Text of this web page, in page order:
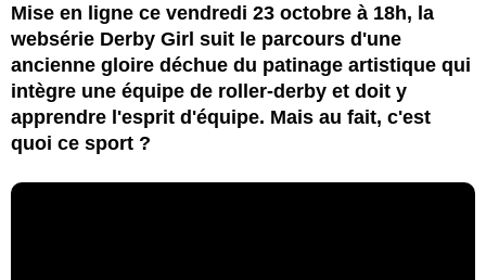
Mise en ligne ce vendredi 23 octobre à 18h, la
websérie Derby Girl suit le parcours d'une
ancienne gloire déchue du patinage artistique qui
intègre une équipe de roller-derby et doit y
apprendre l'esprit d'équipe. Mais au fait, c'est
quoi ce sport ?